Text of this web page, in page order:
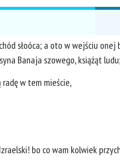
słoóca; a oto w wejściu onej
Banaja szowego, książąt
radę w tem mieście,
bo co wam kolwiek